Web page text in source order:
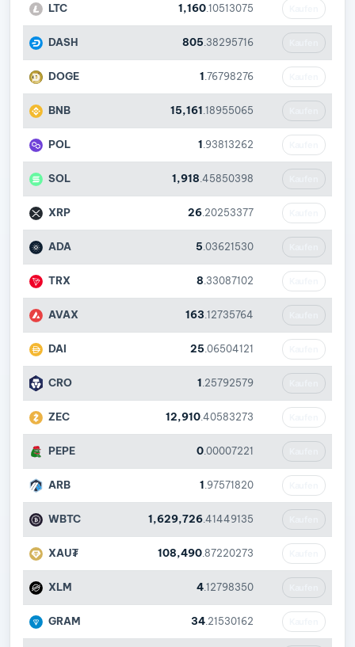
LTC 1,160 .10513075
DASH 805 .38295716
DOGE 1 .76798276
BNB 15,161 .18955065
POL 1 .93813262
SOL 1,918 .45850398
XRP 26 .20253377
ADA 5 .03621530
TRX 8 .33087102
AVAX 163 .12735764
DAI 25 .06504121
CRO 1 .25792579
ZEC 12,910 .40583273
PEPE 0 .00007221
ARB 1 .97571820
WBTC 1,629,726 .41449135
XAU₮ 108,490 .87220273
XLM 4 .12798350
GRAM 34 .21530162